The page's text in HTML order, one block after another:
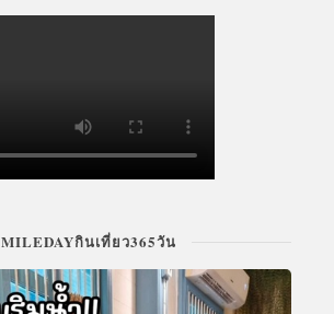
MILEDAYกินเที่ยว365วัน